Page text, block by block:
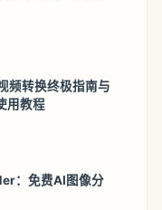
频转换终极指南与
用教程
：免费AI图像分